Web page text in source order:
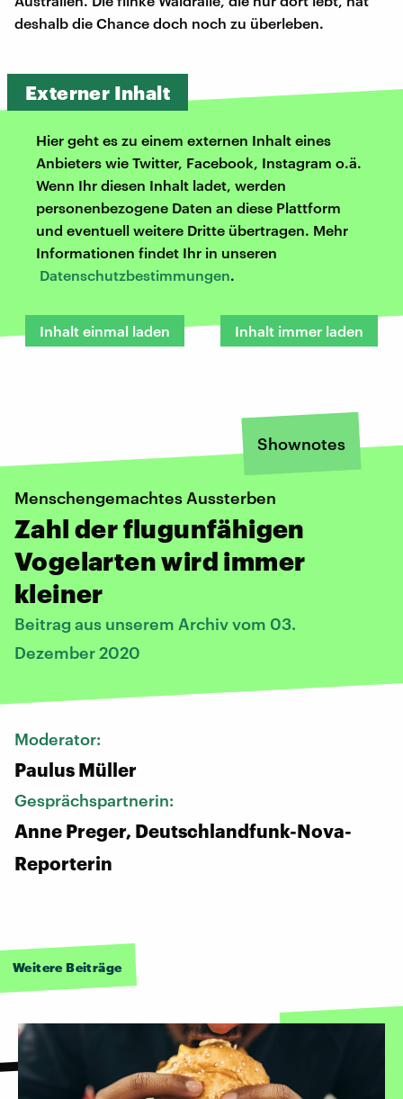
deshalb die Chance doch noch zu überleben.
Externer Inhalt
Hier geht es zu einem externen Inhalt eines
Anbieters wie Twitter, Facebook, Instagram o.ä.
Wenn Ihr diesen Inhalt ladet, werden
personenbezogene Daten an diese Plattform
und eventuell weitere Dritte übertragen. Mehr
Informationen findet Ihr in unseren
Datenschutzbestimmungen.
Inhalt einmal laden Inhalt immer laden
Shownotes
Menschengemachtes Aussterben
Zahl der flugunfähigen
Vogelarten wird immer
kleiner
Beitrag aus unserem Archiv vom 03.
Dezember 2020
Moderator:
Paulus Müller
Gesprächspartnerin:
Anne Preger, Deutschlandfunk-Nova-
Reporterin
Weitere Beiträge